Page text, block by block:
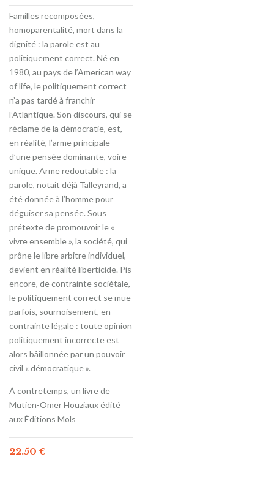
Familles recomposées,
homoparentalité, mort dans la
dignité : la parole est au
politiquement correct. Né en
1980, au pays de l’American way
of life, le politiquement correct
n’a pas tardé à franchir
l’Atlantique. Son discours, qui se
réclame de la démocratie, est,
en réalité, l’arme principale
d’une pensée dominante, voire
unique. Arme redoutable : la
parole, notait déjà Talleyrand, a
été donnée à l’homme pour
déguiser sa pensée. Sous
prétexte de promouvoir le «
vivre ensemble », la société, qui
prône le libre arbitre individuel,
devient en réalité liberticide. Pis
encore, de contrainte sociétale,
le politiquement correct se mue
parfois, sournoisement, en
contrainte légale : toute opinion
politiquement incorrecte est
alors bâillonnée par un pouvoir
civil « démocratique ».
À contretemps, un livre de
Mutien-Omer Houziaux édité
aux Éditions Mols
22.50 €